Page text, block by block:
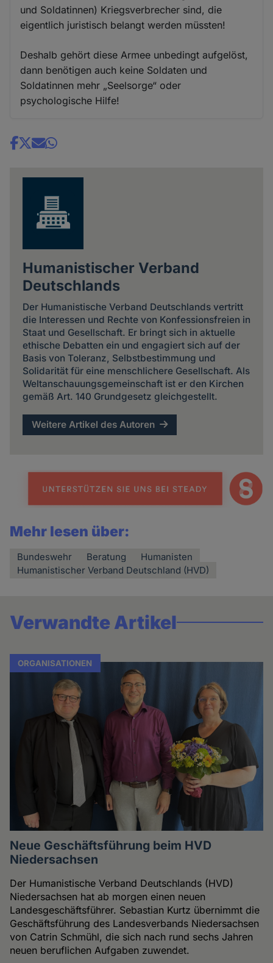
und Soldatinnen) Kriegsverbrecher sind, die
eigentlich juristisch belangt werden müssten!
Deshalb gehört diese Armee unbedingt aufgelöst,
dann benötigen auch keine Soldaten und
Soldatinnen mehr „Seelsorge“ oder
psychologische Hilfe!
Share
Humanistischer Verband
Deutschlands
Der Humanistische Verband Deutschlands vertritt
die Interessen und Rechte von Konfessionsfreien in
Staat und Gesellschaft. Er bringt sich in aktuelle
ethische Debatten ein und engagiert sich auf der
Basis von Toleranz, Selbstbestimmung und
Solidarität für eine menschlichere Gesellschaft. Als
Weltanschauungsgemeinschaft ist er den Kirchen
gemäß Art. 140 Grundgesetz gleichgestellt.
Weitere Artikel des Autoren
Mehr lesen über:
Bundeswehr Beratung
Humanisten
Humanistischer Verband Deutschland (HVD)
Verwandte Artikel
ORGANISATIONEN
Neue Geschäftsführung beim HVD
Niedersachsen
Der Humanistische Verband Deutschlands (HVD)
Niedersachsen hat ab morgen einen neuen
Landesgeschäftsführer. Sebastian Kurtz übernimmt die
Geschäftsführung des Landesverbands Niedersachsen
von Catrin Schmühl, die sich nach rund sechs Jahren
neuen beruflichen Aufgaben zuwendet.